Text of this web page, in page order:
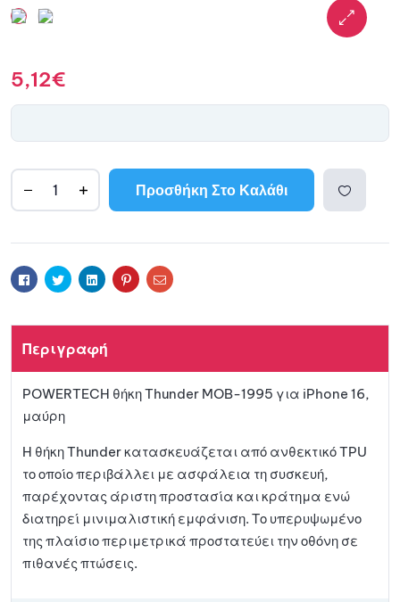
5,12€
Προσθήκη Στο Καλάθι
αγαπη
μένων
l
r
Facebook
TwitterLinkedinPinterestEmail
Περιγραφή
POWERTECH θήκη Thunder MOB-1995 για iPhone 16,
μαύρη
H θήκη Thunder κατασκευάζεται από ανθεκτικό TPU
το οποίο περιβάλλει με ασφάλεια τη συσκευή,
παρέχοντας άριστη προστασία και κράτημα ενώ
διατηρεί μινιμαλιστική εμφάνιση. Το υπερυψωμένο
της πλαίσιο περιμετρικά προστατεύει την οθόνη σε
πιθανές πτώσεις.